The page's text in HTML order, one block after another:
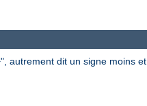
", autrement dit un signe moins et